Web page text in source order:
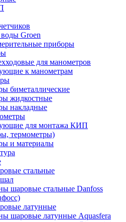
Groen
приборы
для манометров
к манометрам
биметаллические
жидкостные
накладные
для монтажа КИП
термометры)
и материалы
стальные
шаровые стальные Danfoss
латунные
шаровые латунные Aquasfera